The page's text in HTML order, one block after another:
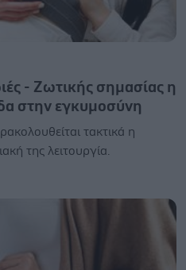
- Ζωτικής σημασίας η
στην εγκυμοσύνη
τακτικά η
της λειτουργία.